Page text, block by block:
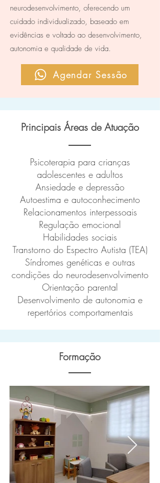
neurodesenvolvimento, oferecendo um
cuidado individualizado, baseado em
evidências e voltado ao desenvolvimento,
autonomia e qualidade de vida.
Agendar Sessão
Principais ​Áreas de Atuação
Psicoterapia para crianças
adolescentes e adultos
Ansiedade e depressão
⁠Autoestima e autoconhecimento
Relacionamentos interpessoais
Regulação emocional
Habilidades sociais
⁠Transtorno do Espectro Autista (TEA)
Síndromes genéticas e outras
condições do neurodesenvolvimento
Orientação parental
Desenvolvimento de autonomia e
repertórios comportamentais
Formação